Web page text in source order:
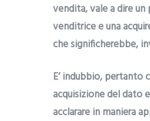
vendita, vale a dire
venditrice e una
che significherebbe,
E’ indubbio, pertanto
acquisizione del dato
acclarare in maniera